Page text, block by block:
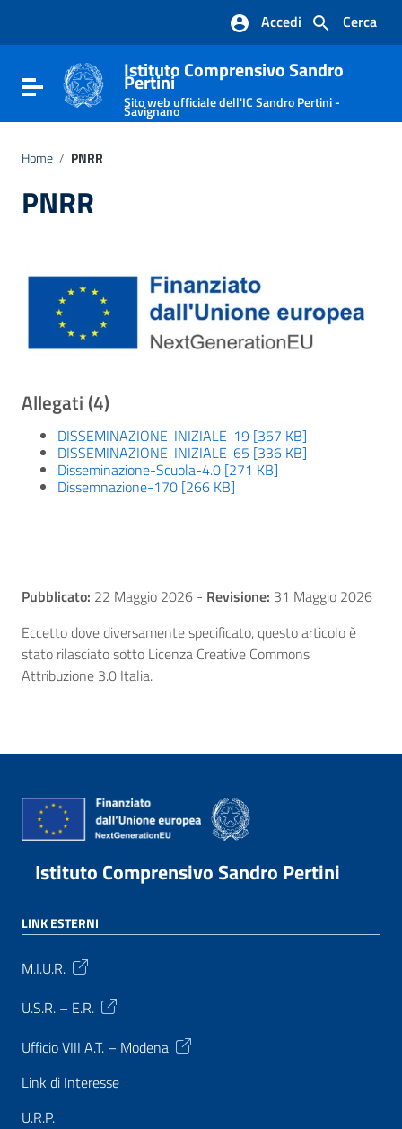
Vai al footer
Cerca
Accedi
Attiva / disattiva la navigazione
Istituto Comprensivo Sandro
Pertini
Sito web ufficiale dell'IC Sandro Pertini -
Savignano
Home / PNRR
PNRR
Allegati (4)
DISSEMINAZIONE-INIZIALE-19 [357 KB]
DISSEMINAZIONE-INIZIALE-65 [336 KB]
Disseminazione-Scuola-4.0 [271 KB]
Dissemnazione-170 [266 KB]
Pubblicato: 22 Maggio 2026 - Revisione: 31 Maggio 2026
Eccetto dove diversamente specificato, questo articolo è
stato rilasciato sotto Licenza Creative Commons
Attribuzione 3.0 Italia.
Istituto Comprensivo Sandro Pertini
LINK ESTERNI
M.I.U.R.
U.S.R. – E.R.
Ufficio VIII A.T. – Modena
Link di Interesse
U.R.P.